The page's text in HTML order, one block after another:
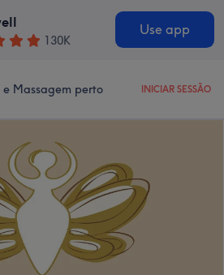
130K
Use app
Massagem perto INICIAR SESSÃO